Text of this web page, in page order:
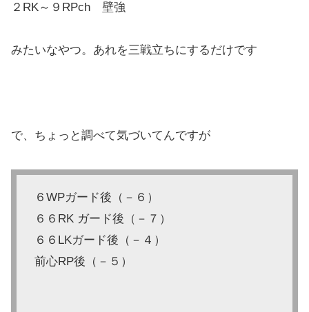
２RK～９RPch 壁強
みたいなやつ。あれを三戦立ちにするだけです
で、ちょっと調べて気づいてんですが
６WPガード後（－６）
６６RK ガード後（－７）
６６LKガード後（－４）
前心RP後（－５）